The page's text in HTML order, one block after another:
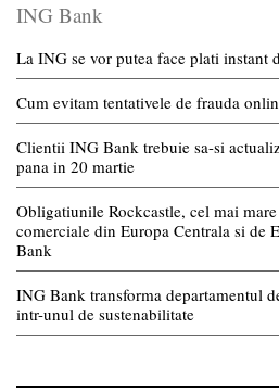
ING Bank
La ING se vor putea face plati instant
Cum evitam tentativele de frauda
Clientii ING Bank trebuie sa-si
pana in 20 martie
Obligatiunile Rockcastle, cel mai
comerciale din Europa Centrala si de
Bank
ING Bank transforma departamentul
intr-unul de sustenabilitate